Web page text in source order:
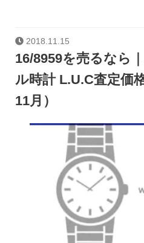
2018.11.15
16/8959を売るなら
ル時計 L.U.C査定価
11月）